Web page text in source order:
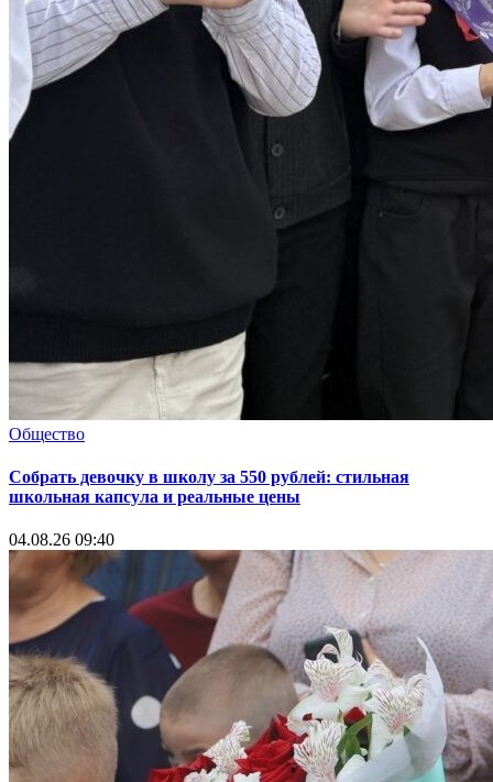
Общество
Собрать девочку в школу за 550 рублей: стильная
школьная капсула и реальные цены
04.08.26 09:40